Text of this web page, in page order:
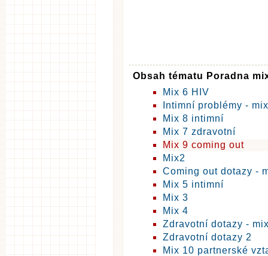
Obsah tématu Poradna
Mix 6 HIV
Intimní problémy - mix
Mix 8 intimní
Mix 7 zdravotní
Mix 9 coming out
Mix2
Coming out dotazy -
Mix 5 intimní
Mix 3
Mix 4
Zdravotní dotazy -
Zdravotní dotazy 2
Mix 10 partnerské